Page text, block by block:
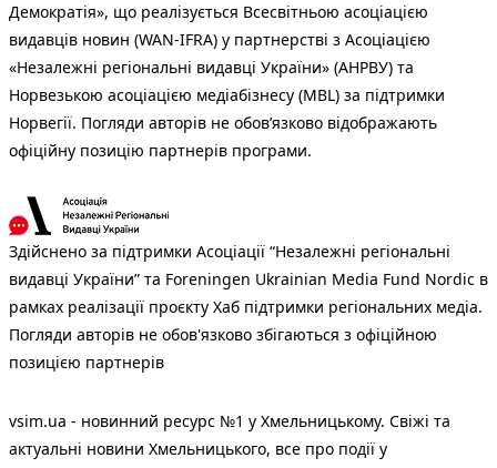
Демократія», що реалізується Всесвітньою асоціацією
видавців новин (WAN-IFRA) у партнерстві з Асоціацією
«Незалежні регіональні видавці України» (АНРВУ) та
Норвезькою асоціацією медіабізнесу (MBL) за підтримки
Норвегії. Погляди авторів не обов’язково відображають
офіційну позицію партнерів програми.
Здійснено за підтримки Асоціації “Незалежні регіональні
видавці України” та Foreningen Ukrainian Media Fund Nordic в
рамках реалізації проєкту Хаб підтримки регіональних медіа.
Погляди авторів не обов'язково збігаються з офіційною
позицією партнерів
vsim.ua - новинний ресурс №1 у Хмельницькому. Свіжі та
актуальні новини Хмельницького, все про події у